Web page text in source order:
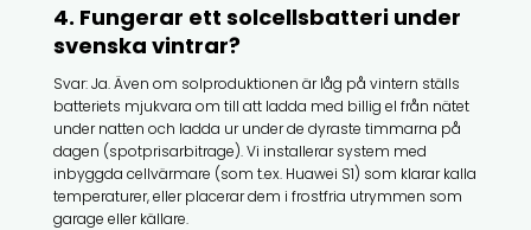
4. Fungerar ett solcellsbatteri under
svenska vintrar?
Svar: Ja. Även om solproduktionen är låg på vintern ställs
batteriets mjukvara om till att ladda med billig el från nätet
under natten och ladda ur under de dyraste timmarna på
dagen (spotprisarbitrage). Vi installerar system med
inbyggda cellvärmare (som t.ex. Huawei S1) som klarar kalla
temperaturer, eller placerar dem i frostfria utrymmen som
garage eller källare.